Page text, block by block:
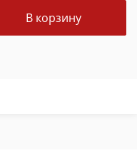
В корзину